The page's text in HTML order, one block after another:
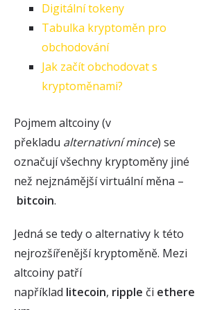
Digitální tokeny
Tabulka kryptoměn pro
obchodování
Jak začít obchodovat s
kryptoměnami?
Pojmem altcoiny (v
překladu alternativní mince) se
označují všechny kryptoměny jiné
než nejznámější virtuální měna –
bitcoin.
Jedná se tedy o alternativy k této
nejrozšířenější kryptoměně. Mezi
altcoiny patří
například litecoin, ripple či ethere